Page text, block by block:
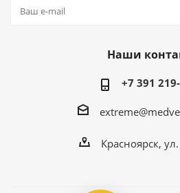
Наши
+7 391
Красноярск,